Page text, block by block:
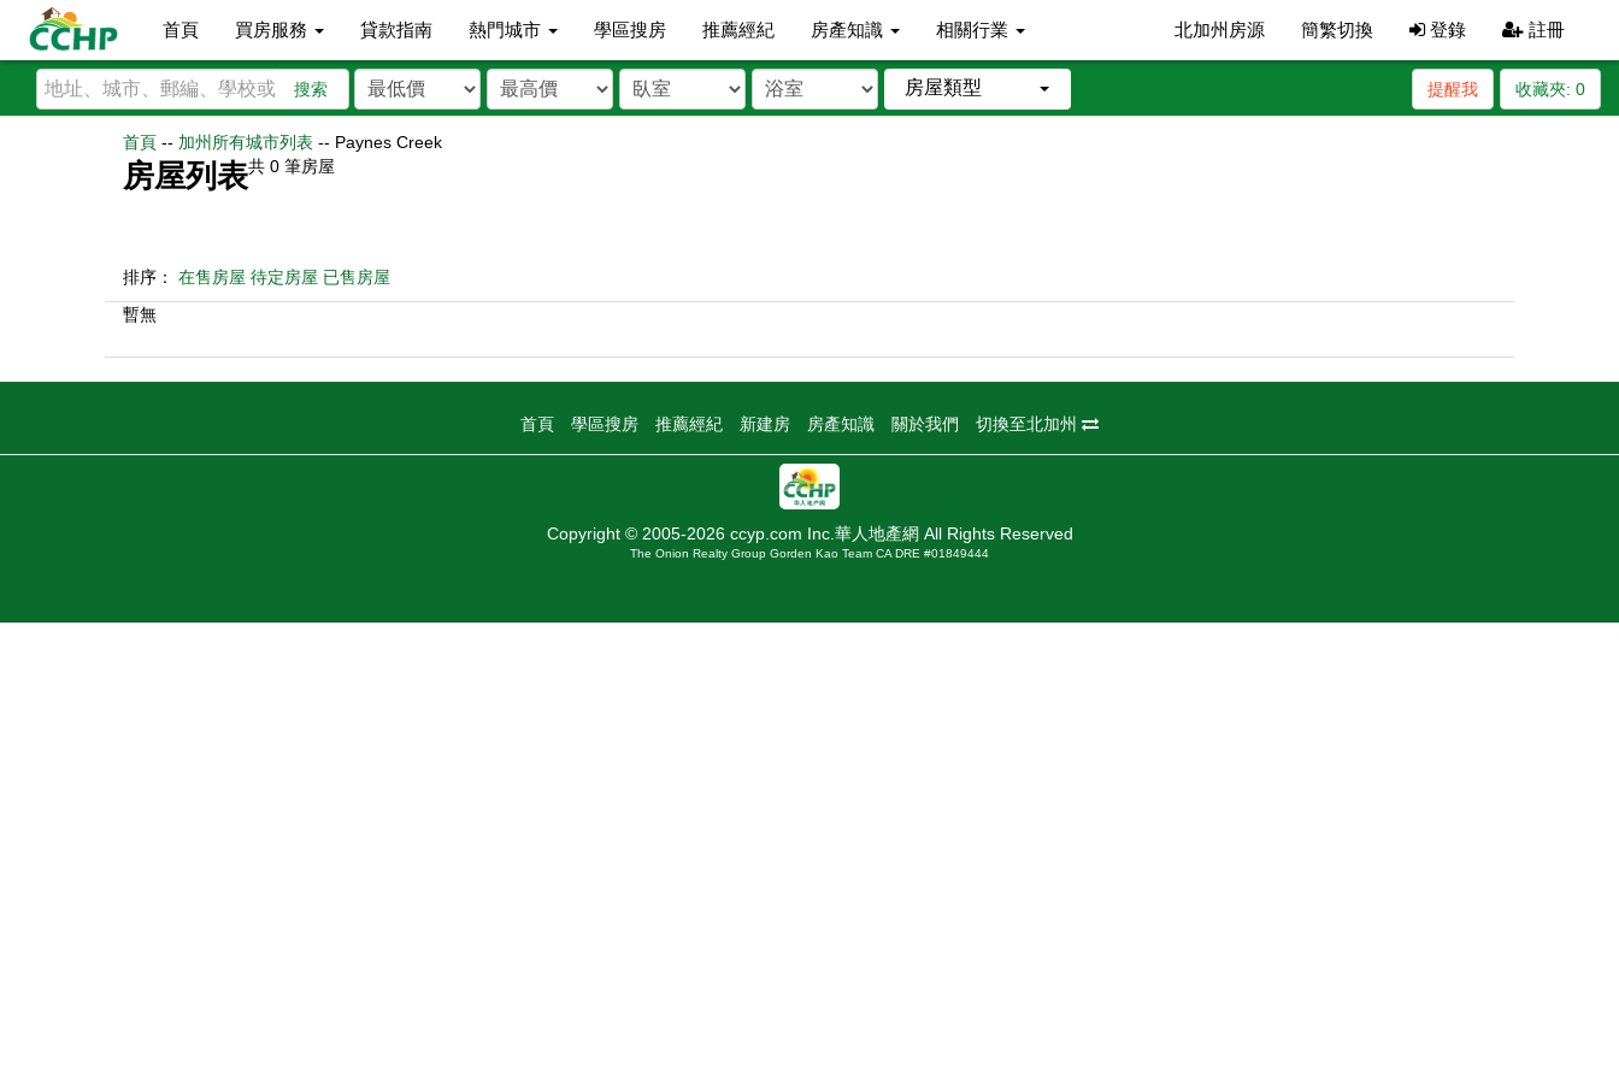
首頁 買房服務 貸款指南 熱門城市 學區搜房 推薦經紀 房產知識 相關行業 北加州房源 簡繁切換 登錄 註冊
搜索 房屋類型 收藏夾: 0
提醒我
首頁 -- 加州所有城市列表 -- Paynes Creek
房屋列表共 0 筆房屋
排序： 在售房屋 待定房屋 已售房屋
暫無
首頁 學區搜房 推薦經紀 新建房 房產知識 關於我們 切換至北加州
Copyright © 2005-2026 ccyp.com Inc.華人地產網 All Rights Reserved
The Onion Realty Group Gorden Kao Team CA DRE #01849444